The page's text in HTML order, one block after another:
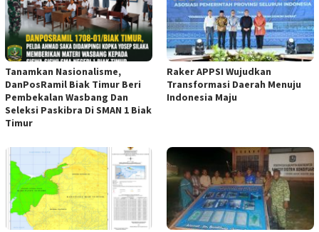
Tanamkan Nasionalisme,
DanPosRamil Biak Timur Beri
Pembekalan Wasbang Dan
Seleksi Paskibra Di SMAN 1 Biak
Timur
Raker APPSI Wujudkan
Transformasi Daerah Menuju
Indonesia Maju